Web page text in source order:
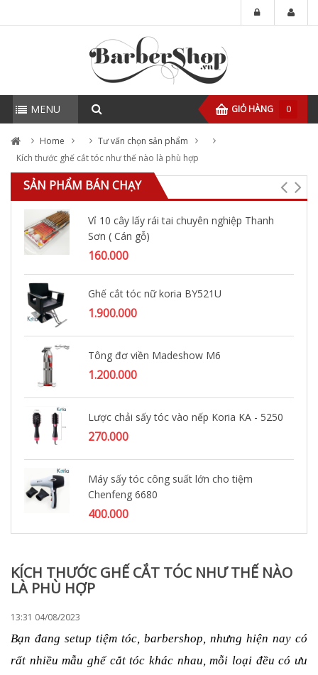
MENU GIỎ HÀNG 0
Home
Tư vấn chọn sản phẩm
Kích thước ghế cắt tóc như thế nào là phù hợp
SẢN PHẨM BÁN CHẠY
Vỉ 10 cây lấy rái tai chuyên nghiệp Thanh
Sơn ( Cán gỗ)
160.000
Ghế cắt tóc nữ koria BY521U
1.900.000
Tông đơ viền Madeshow M6
1.200.000
Lược chải sấy tóc vào nếp Koria KA - 5250
270.000
Máy sấy tóc công suất lớn cho tiệm
Chenfeng 6680
400.000
KÍCH THƯỚC GHẾ CẮT TÓC NHƯ THẾ NÀO
LÀ PHÙ HỢP
13:31 04/08/2023
Bạn đang setup tiệm tóc, barbershop, nhưng hiện nay có
rất nhiều mẫu ghế cắt tóc khác nhau, mỗi loại đều có ưu